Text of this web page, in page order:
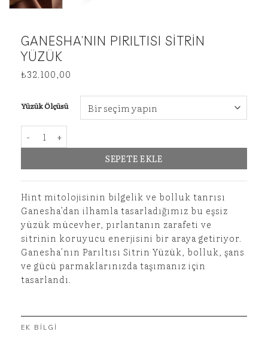
GANESHA’NIN PIRILTISI SITRIN
YÜZÜK
₺32.100,00
Yüzük Ölçüsü
Ganesha’nın Pırıltısı Sitrin Yüzük adet
SEPETE EKLE
Hint mitolojisinin bilgelik ve bolluk tanrısı
Ganesha’dan ilhamla tasarladığımız bu eşsiz
yüzük mücevher, pırlantanın zarafeti ve
sitrinin koruyucu enerjisini bir araya getiriyor.
Ganesha’nın Parıltısı Sitrin Yüzük, bolluk, şans
ve gücü parmaklarınızda taşımanız için
tasarlandı.
EK BILGI